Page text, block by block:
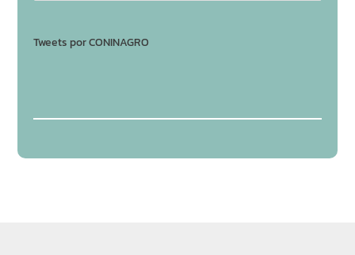
Tweets por CONINAGRO